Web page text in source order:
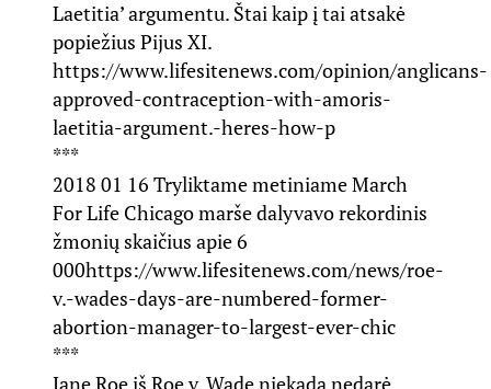
Laetitia’ argumentu. Štai kaip į tai atsakė
popiežius Pijus XI.
https://www.lifesitenews.com/opinion/anglicans-
approved-contraception-with-amoris-
laetitia-argument.-heres-how-p
***
2018 01 16 Tryliktame metiniame March
For Life Chicago marše dalyvavo rekordinis
žmonių skaičius apie 6
000https://www.lifesitenews.com/news/roe-
v.-wades-days-are-numbered-former-
abortion-manager-to-largest-ever-chic
***